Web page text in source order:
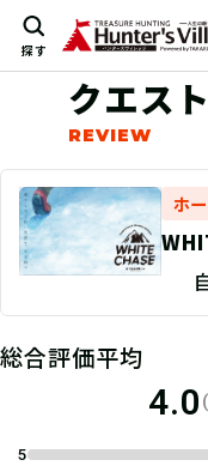
探す
クエス
ホ
総合評価平均
4.0
5